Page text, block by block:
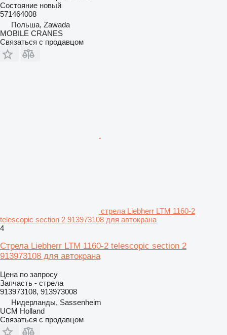
Состояние новый
571464008
Польша, Zawada
MOBILE CRANES
Связаться с продавцом
стрела Liebherr LTM 1160-2
telescopic section 2 913973108 для автокрана
4
Стрела Liebherr LTM 1160-2 telescopic section 2
913973108 для автокрана
Цена по запросу
Запчасть - стрела
913973108, 913973008
Нидерланды, Sassenheim
UCM Holland
Связаться с продавцом